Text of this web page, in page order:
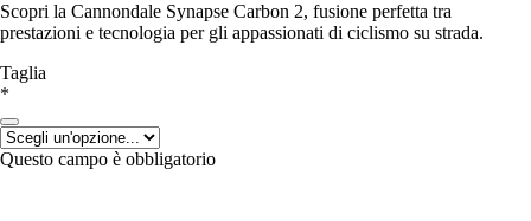
Scopri la Cannondale Synapse Carbon 2, fusione perfetta tra
prestazioni e tecnologia per gli appassionati di ciclismo su strada.
Taglia
*
Questo campo è obbligatorio